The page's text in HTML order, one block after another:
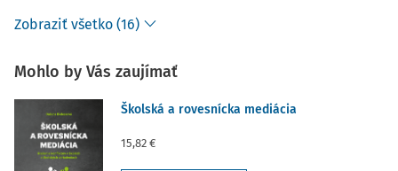
Zobraziť všetko (16)
Mohlo by Vás zaujímať
Školská a rovesnícka mediácia
15,82 €